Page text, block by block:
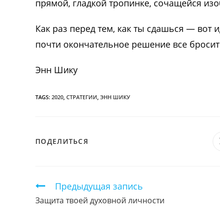
прямой, гладкой тропинке, сочащейся
Как раз перед тем, как ты сдашься — вот
почти окончательное решение все
Энн Шику
TAGS: 2020 СТРАТЕГИИ ЭНН ШИКУ
ПОДЕЛИТЬСЯ
Продолжить
чтение
Предыдущая запись
Защита твоей духовной личности